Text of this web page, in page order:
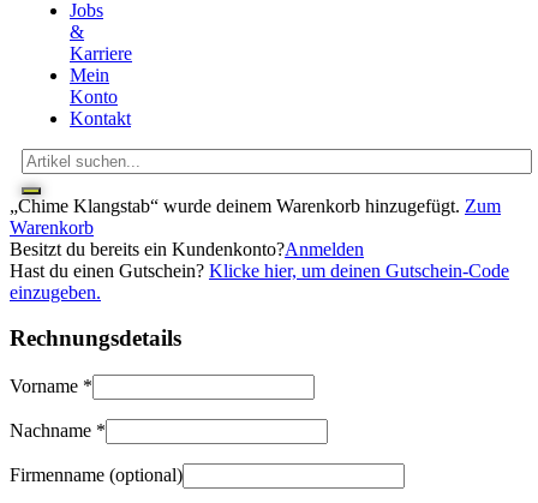
Jobs
&
Karriere
Mein
Konto
Kontakt
„Chime Klangstab“ wurde deinem Warenkorb hinzugefügt. Zum
Warenkorb
Besitzt du bereits ein Kundenkonto?Anmelden
Hast du einen Gutschein? Klicke hier, um deinen Gutschein-Code
einzugeben.
Rechnungsdetails
Vorname *
Nachname *
Firmenname (optional)